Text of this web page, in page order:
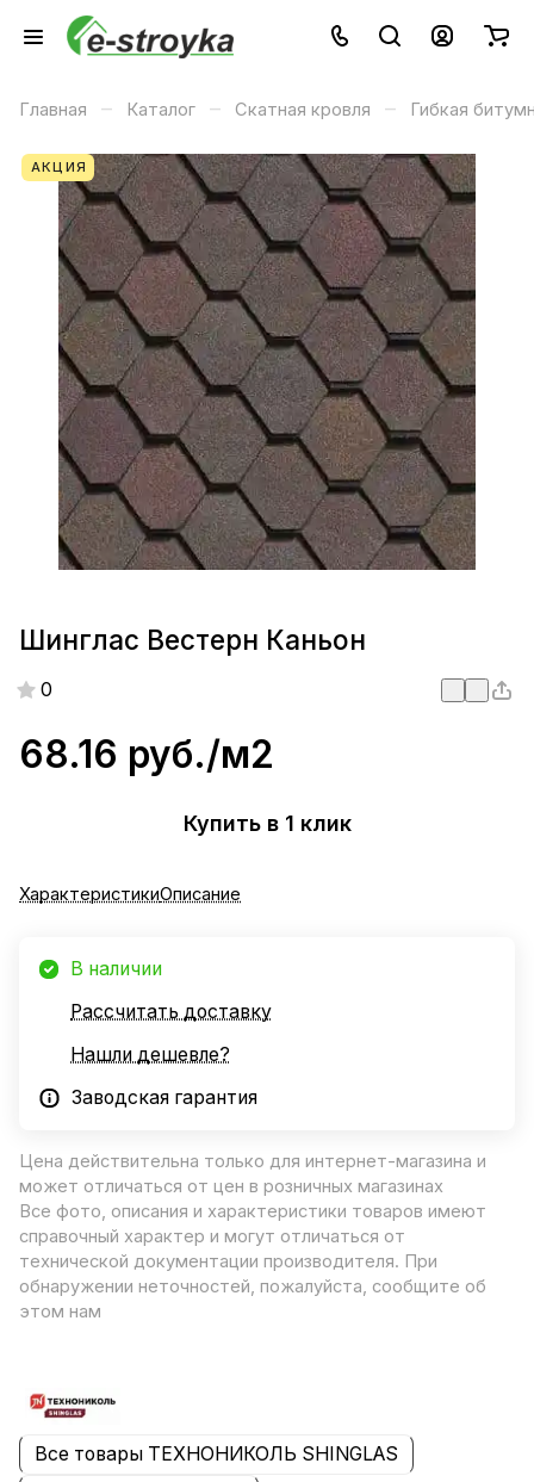
Главная – Каталог – Скатная кровля – Гибкая
АКЦИЯ
Шинглас Вестерн Каньон
0
68.16 руб./м2
Купить в 1 клик
ХарактеристикиОписание
В наличии
Рассчитать доставку
Нашли дешевле?
Заводская гарантия
Цена действительна только для интернет-магазина и
может отличаться от цен в розничных магазинах
Все фото, описания и характеристики товаров имеют
справочный характер и могут отличаться от
технической документации производителя. При
обнаружении неточностей, пожалуйста, сообщите об
этом нам
Все товары ТЕХНОНИКОЛЬ SHINGLAS